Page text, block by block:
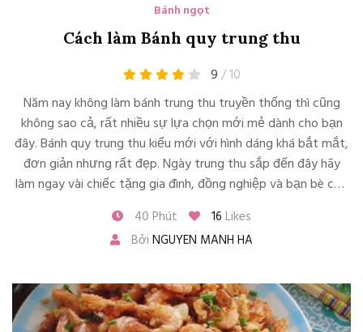
Bánh ngọt
Cách làm Bánh quy trung thu
9/ 10
Năm nay không làm bánh trung thu truyền thống thì cũng
không sao cả, rất nhiều sự lựa chọn mới mẻ dành cho bạn
đây. Bánh quy trung thu kiểu mới với hình dáng khá bắt mắt,
đơn giản nhưng rất đẹp. Ngày trung thu sắp đến đây hãy
làm ngay vài chiếc tặng gia đình, đồng nghiệp và bạn bè của
40 Phút 16 Likes
Bởi NGUYEN MANH HA